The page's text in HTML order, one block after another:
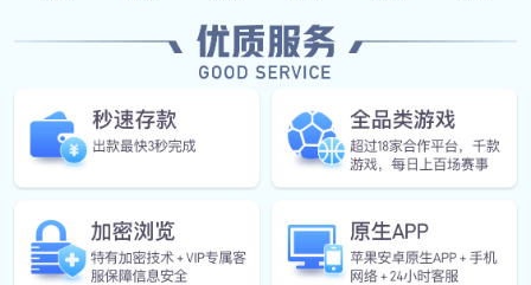
舍，处处都能让人感受到严谨与规范、温情与暖意的企业氛
围。正如钜士安防科技股份有限公司董事长杜胜勇在接受记
是关键，一个爱与责任感兼具的企业才能将脚下的路走得更
长远，让企业之帆乘风破浪扬得更高。”作为浙江省2016年
第一批高新技术企业、温州市“AAA 资信”企业，钜士安防正